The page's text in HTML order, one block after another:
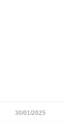
30/01/2025